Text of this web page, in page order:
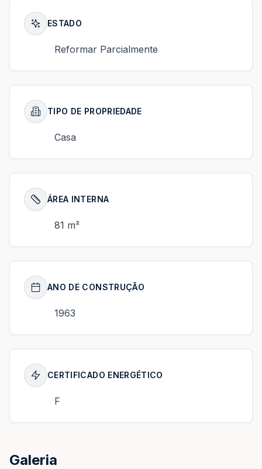
ESTADO
Reformar Parcialmente
TIPO DE PROPRIEDADE
Casa
ÁREA INTERNA
81 m²
ANO DE CONSTRUÇÃO
1963
CERTIFICADO ENERGÉTICO
F
Galeria